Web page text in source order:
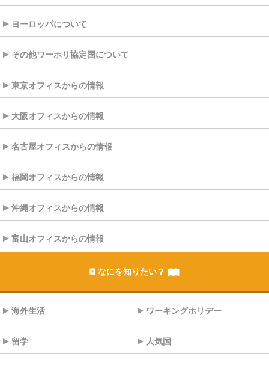
ヨーロッパについて
その他ワーホリ協定国について
東京オフィスからの情報
大阪オフィスからの情報
名古屋オフィスからの情報
福岡オフィスからの情報
沖縄オフィスからの情報
富山オフィスからの情報
なにを知りたい？
海外生活 ワーキングホリデー
留学 人気国